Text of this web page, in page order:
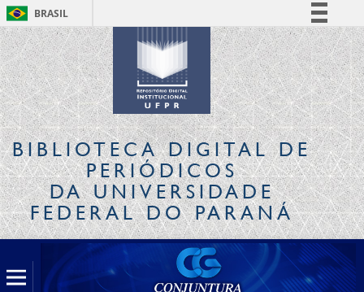
BRASIL
Simplifique!
Comunica BR
Participe
Acesso à informação
Legislação
Canais
BIBLIOTECA DIGITALDE
PERIÓDICOS
DA UNIVERSIDADE
FEDERAL DO PARANÁ